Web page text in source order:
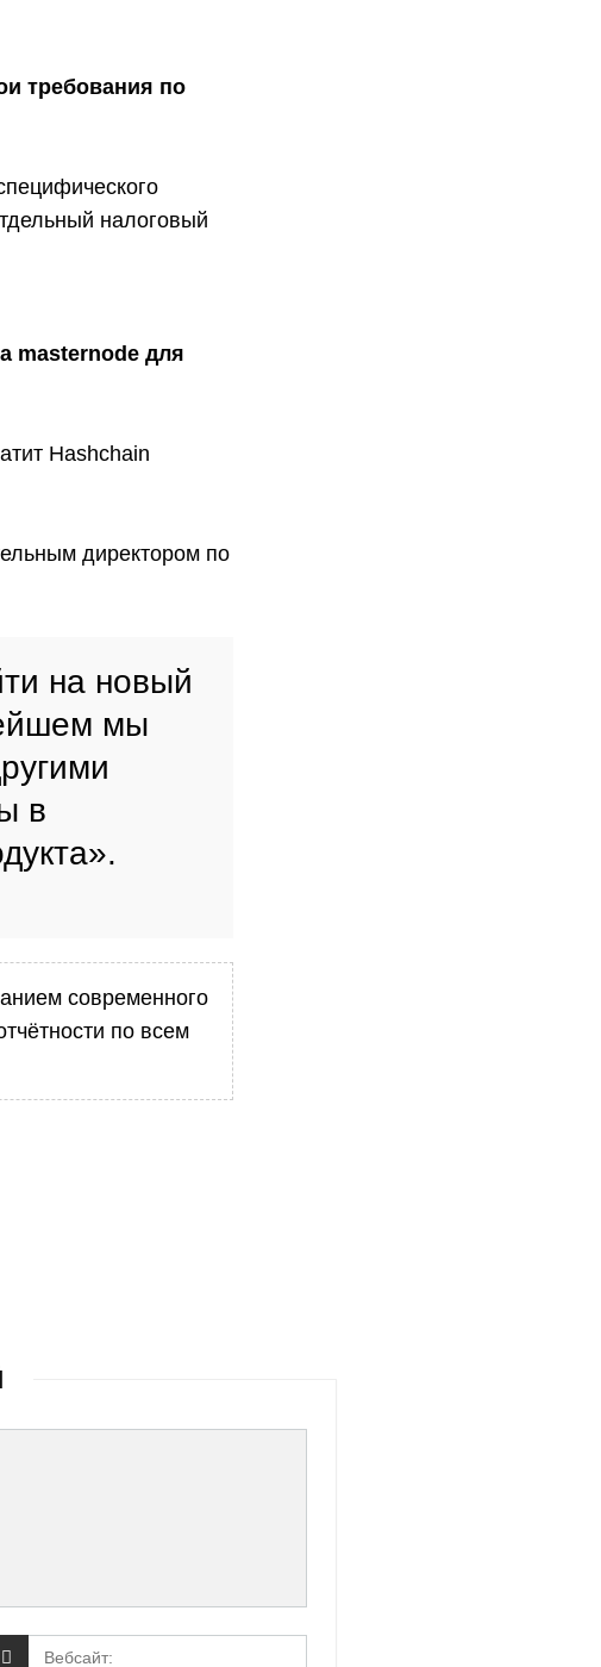
требования по
налоговый
masternode для
Hashchain
директором по
на новый
мы
в
современного
по всем